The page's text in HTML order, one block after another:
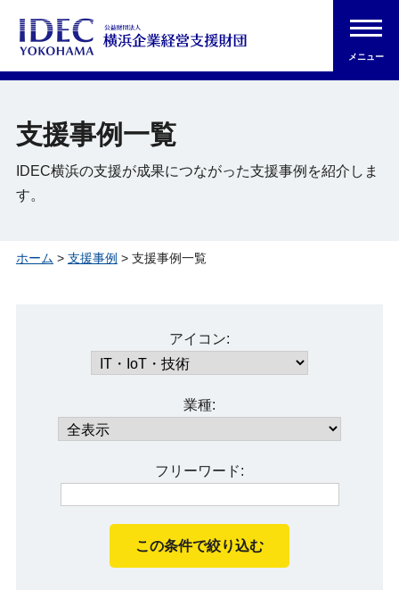
メニュー
支援事例一覧
IDEC横浜の支援が成果につながった支援事例を紹介しま
す。
ホーム > 支援事例 > 支援事例一覧
アイコン:
業種:
フリーワード: